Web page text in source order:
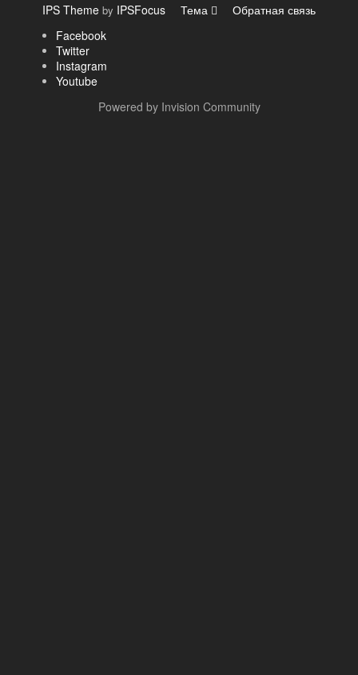
IPS Theme by IPSFocus Тема
Обратная связь
Facebook
Twitter
Instagram
Youtube
Powered by Invision Community